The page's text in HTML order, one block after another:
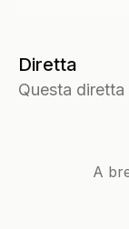
Diretta
Questa diretta
A